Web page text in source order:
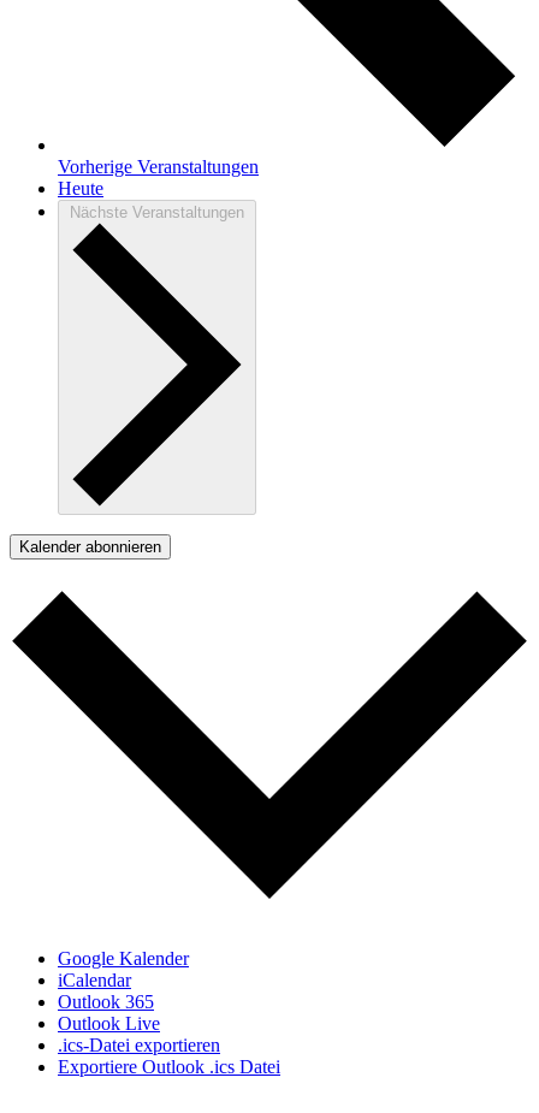
Vorherige Veranstaltungen
Heute
Nächste Veranstaltungen
Kalender abonnieren
Google Kalender
iCalendar
Outlook 365
Outlook Live
.ics-Datei exportieren
Exportiere Outlook .ics Datei